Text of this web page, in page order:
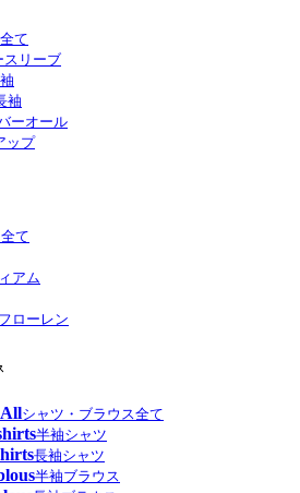
て
スリーブ
袖
ーオール
ップ
て
アム
ローレン
シャツ・ブラウス全て
半袖シャツ
長袖シャツ
半袖ブラウス